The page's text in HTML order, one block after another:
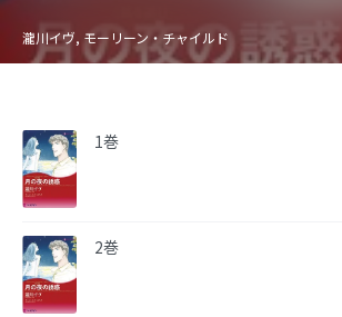
瀧川イヴ, モーリーン・チャイルド
1巻
2巻